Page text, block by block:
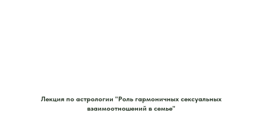
Лекция по астрологии "Роль гармоничных сексуальных
взаимоотношений в семье"